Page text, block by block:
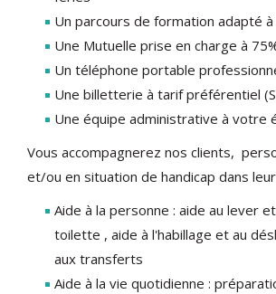
Un parcours de formation adapté
Une Mutuelle prise en charge à
Un téléphone portable
Une billetterie à tarif préférentiel
Une équipe administrative à votre
Vous accompagnerez nos clients,
et/ou en situation de handicap dans
Aide à la personne : aide au lever
toilette , aide à l'habillage et au
aux transferts
Aide à la vie quotidienne :